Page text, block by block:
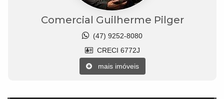
Comercial Guilherme Pilger
(47) 9252-8080
CRECI 6772J
mais imóveis